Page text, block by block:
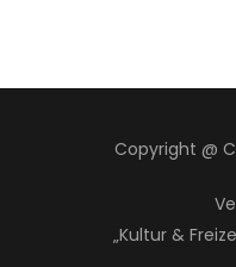
Copyright @
„Kultur &